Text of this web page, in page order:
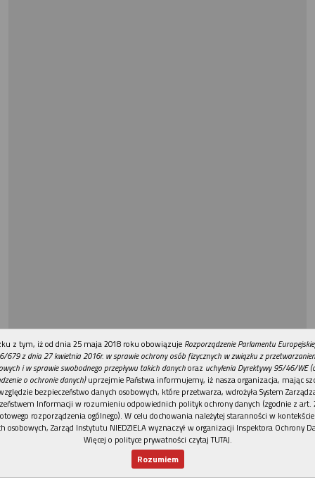
REKLAMA
z tym, iż od dnia 25 maja 2018 roku obowiązuje Rozporządzenie Parlamentu
679 z dnia 27 kwietnia 2016r. w sprawie ochrony osób fizycznych w związku z
i w sprawie swobodnego przepływu takich danychoraz uchylenia Dyrektywy 95/46/WE
o ochronie danych)uprzejmie Państwa informujemy, iż nasza organizacja, mając
bezpieczeństwo danych osobowych, które przetwarza, wdrożyła System
Informacji w rozumieniu odpowiednich polityk ochrony danych (zgodnie z art.
rozporządzenia ogólnego). W celu dochowania należytej staranności w
osobowych, Zarząd Instytutu NIEDZIELA wyznaczył w organizacji Inspektora Ochrony
Więcej o polityce prywatności czytaj TUTAJ.
Rozumiem